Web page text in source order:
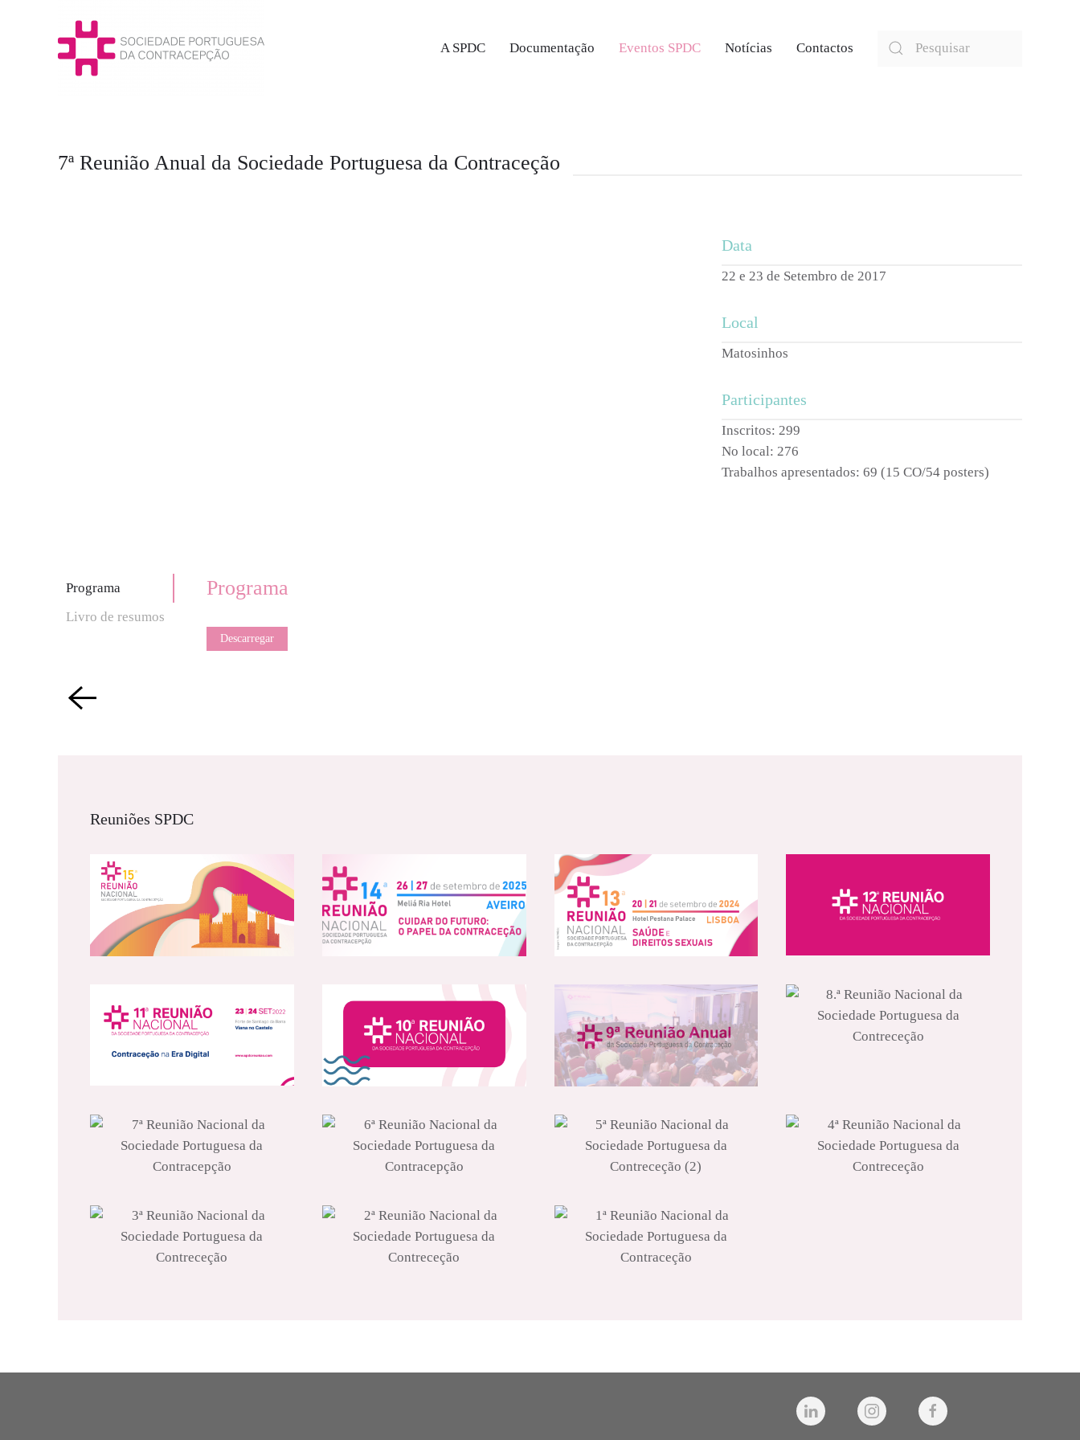
A SPDC Documentação Eventos SPDC Notícias Contactos
7ª Reunião Anual da Sociedade Portuguesa da Contraceção
Programa
Livro de resumos
Programa
Descarregar
Data
22 e 23 de Setembro de 2017
Local
Matosinhos
Participantes
Inscritos: 299
No local: 276
Trabalhos apresentados:69 (15 CO/54 posters)
Reuniões SPDC